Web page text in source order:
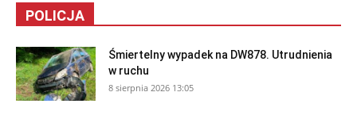
POLICJA
Śmiertelny wypadek na DW878. Utrudnienia
w ruchu
8 sierpnia 2026 13:05